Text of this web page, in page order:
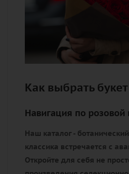
Как выбрать
Навигация по розовой
Наш каталог -
классика встречается с
Откройте для себя не